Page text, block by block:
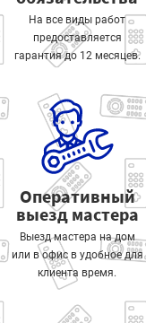
На все виды работ
предоставляется
гарантия до 12 месяцев.
Оперативный
выезд мастера
Выезд мастера на дом
или в офис в удобное для
клиента время.